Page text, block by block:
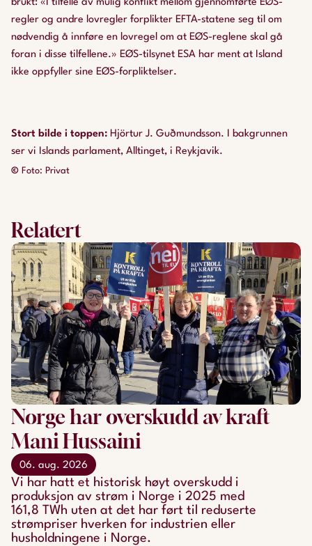
brukt: «I tilfelle av mulig konflikt mellom gjennomførte EØS-
regler og andre lovregler forplikter EFTA-statene seg til om
nødvendig å innføre en lovregel om at EØS-reglene skal gå
foran i disse tilfellene.» EØS-tilsynet ESA har ment at Island
ikke oppfyller sine EØS-forpliktelser.
Stort bilde i toppen: Hjörtur J. Guðmundsson. I bakgrunnen
ser vi Islands parlament, Alltinget, i Reykjavik.
© Foto: Privat
Relatert
Norge har overskudd av kraft
Mani Hussaini
06. aug. 2026
Vi har hatt et historisk høyt overskudd i
produksjon av strøm i Norge i 2025 med
161,8 TWh uten at det har ført til reduserte
strømpriser hverken for industrien eller
husholdningene i Norge.